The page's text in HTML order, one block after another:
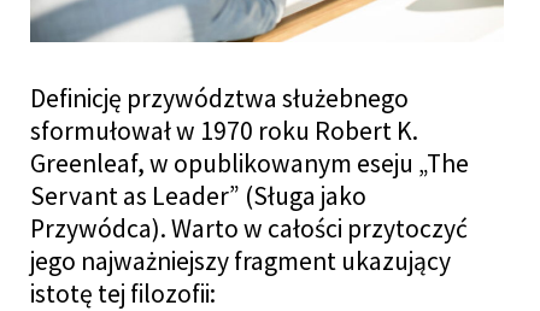
Definicję przywództwa służebnego
sformułował w 1970 roku Robert K.
Greenleaf, w opublikowanym eseju „The
Servant as Leader” (Sługa jako
Przywódca). Warto w całości przytoczyć
jego najważniejszy fragment ukazujący
istotę tej filozofii: